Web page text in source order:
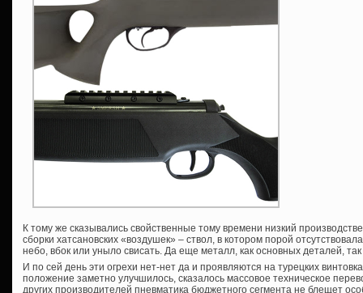
К тому же сказывались свойственные тому времени низкий
сборки хатсановских «воздушек» – ствол, в котором порой
небо, вбок или уныло свисать. Да еще металл, как основных деталей, так
И по сей день эти огрехи нет-нет да и проявляются на турецких
положение заметно улучшилось, сказалось массовое техническое
других производителей пневматика бюджетного сегмента не блещет